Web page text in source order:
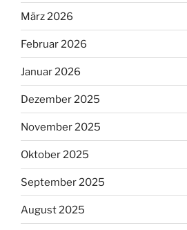
März 2026
Februar 2026
Januar 2026
Dezember 2025
November 2025
Oktober 2025
September 2025
August 2025